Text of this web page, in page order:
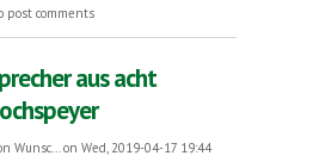
Internationale Esperanto-
post comments
aus acht
Wunsc... on Wed, 2019-04-17 19:44